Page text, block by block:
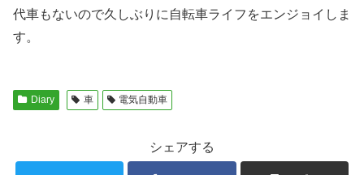
代車もないので久しぶりに自転車ライフをエンジョイしま
す。
Diary 車 電気自動車
シェアする